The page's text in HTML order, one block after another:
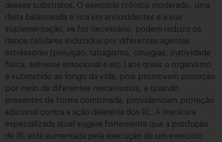
desses substratos. O exercício crônico moderado, uma
dieta balanceada e rica em antioxidantes e a sua
suplementação, se for necessário, podem reduzir os
danos celulares induzidos por diferentes agentes
estressores (poluição, tabagismo, cirurgias, inatividade
física, estresse emocional e etc.) aos quais o organismo
é submetido ao longo da vida, pois promovem proteção
por meio de diferentes mecanismos, e quando
presentes de forma combinada, providenciam proteção
adicional contra a ação deletéria dos RL. A literatura
especializada atual sugere fortemente que a produção
de RL está aumentada pela execução de um exercício